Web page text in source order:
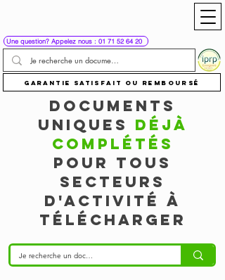
Garantie satisfait ou remboursé
Une question? Appelez nous : 01 71 52 64 20
Documents
uniques déjà
complétés
pour tous
secteurs
d'activité à
télécharger